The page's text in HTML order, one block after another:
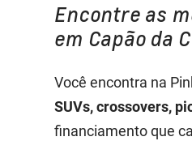
Encontre as
em Capão da
Você encontra na
SUVs, crossovers,
financiamento que